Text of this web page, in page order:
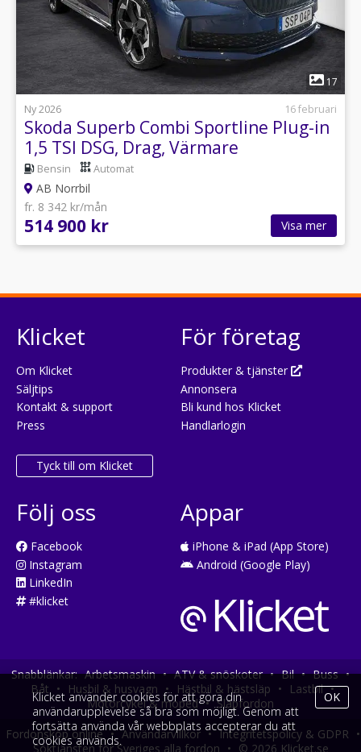
1
17
Ny 2026
16 februari
Skoda Superb Combi Sportline Plug-in
1,5 TSI DSG, Drag, Värmare
Bensin Automat
AB Norrbil
fr. 8 342 kr/mån
514 900 kr Visa mer
Klicket
Om Klicket
Säljtips
Kontakt & support
Press
Tyck till om Klicket
För företag
Produkter & tjänster
Annonsera
Bli kund hos Klicket
Handlarlogin
Följ oss
Facebook
Instagram
LinkedIn
#klicket
Appar
iPhone & iPad (App Store)
Android (Google Play)
Snabblänkar: Arbetsmaskin • ATV & snöskoter • Bil • Buss •
Båt • Husbil & husvagn • Hästbil & hästsläp • Lastbil •
Motorcykel & moped • Släpfordon
Fordonsköp online • Användarvillkor • Integritetspolicy & GDPR •
Söktjänsten för Sveriges alla fordon • © 2026 Klicket.se
Klicket använder cookies för att göra din
användarupplevelse så bra som möjligt. Genom att
fortsätta använda vår webbplats accepterar du att
cookies används.
OK